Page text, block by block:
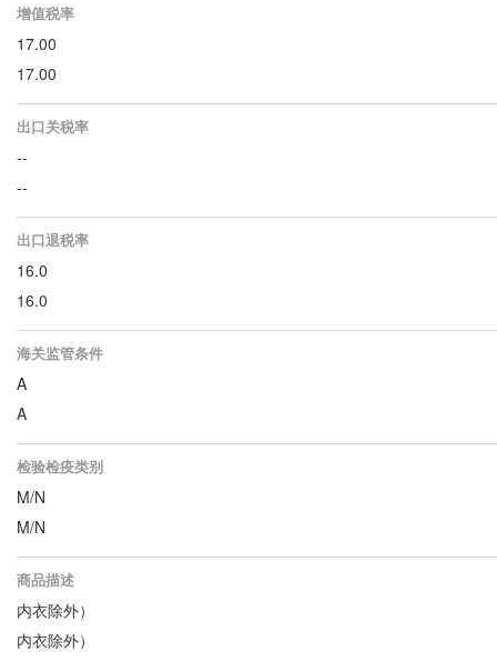
增值税率
17.00
17.00
出口关税率
--
--
出口退税率
16.0
16.0
海关监管条件
A
A
检验检疫类别
M/N
M/N
商品描述
内衣除外）
内衣除外）